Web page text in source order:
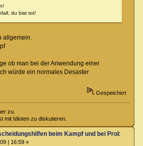
du bist tot!
allgemein.
ob man bei der Anwendung einer
würde ein normales Desaster
Gespeichert
zu.
mit Idioten zu diskutieren.
beim Kampf und bei Proben
| 16:59 »